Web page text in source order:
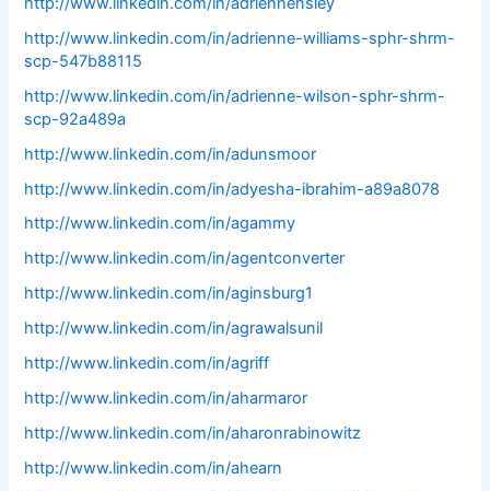
http://www.linkedin.com/in/adrienne-williams-sphr-shrm-
scp-547b88115
http://www.linkedin.com/in/adrienne-wilson-sphr-shrm-
scp-92a489a
http://www.linkedin.com/in/adunsmoor
http://www.linkedin.com/in/adyesha-ibrahim-a89a8078
http://www.linkedin.com/in/agammy
http://www.linkedin.com/in/agentconverter
http://www.linkedin.com/in/aginsburg1
http://www.linkedin.com/in/agrawalsunil
http://www.linkedin.com/in/agriff
http://www.linkedin.com/in/aharmaror
http://www.linkedin.com/in/aharonrabinowitz
http://www.linkedin.com/in/ahearn